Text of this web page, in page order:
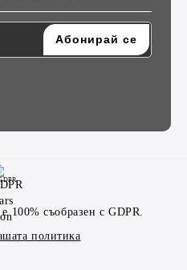
100% съобразен с GDPR.
политика